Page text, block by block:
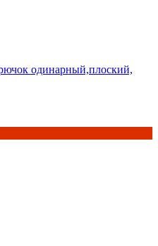
одинарный,плоский,